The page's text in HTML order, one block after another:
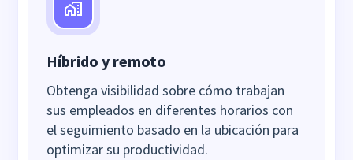
Híbrido y remoto
Obtenga visibilidad sobre cómo trabajan
sus empleados en diferentes horarios con
el seguimiento basado en la ubicación para
optimizar su productividad.